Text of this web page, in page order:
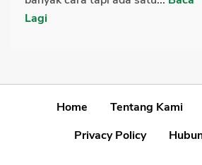
Lagi
Home Tentang Kami
Privacy Policy